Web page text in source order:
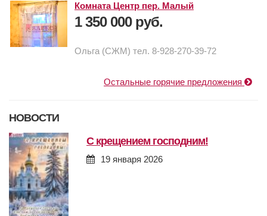
Комната Центр пер. Малый
1 350 000 руб.
Ольга (СЖМ) тел. 8-928-270-39-72
Остальные горячие предложения
НОВОСТИ
с крещением господним!
19 января 2026